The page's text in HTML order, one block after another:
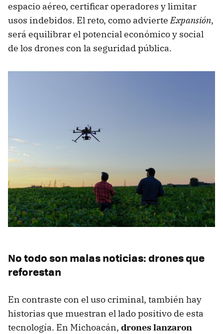
espacio aéreo, certificar operadores y limitar
usos indebidos. El reto, como advierteExpansión,
será equilibrar el potencial económico y social
de los drones con la seguridad pública.
No todo son malas noticias: drones que
reforestan
En contraste con el uso criminal, también hay
historias que muestran el lado positivo de esta
tecnología. En Michoacán, drones lanzaron